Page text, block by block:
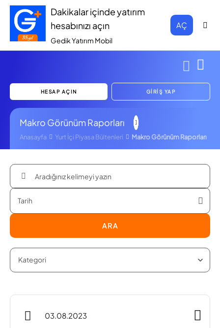
Dakikalar içinde yatırım
hesabınızı açın
Gedik Yatırım Mobil
AÇ
HESAP AÇIN GİRİŞ YAP
Makro Görünüm Raporları
Anasayfa Yurt İçi Piyasa Bültenleri Makro Görünüm Raporları
ARA
03.08.2023